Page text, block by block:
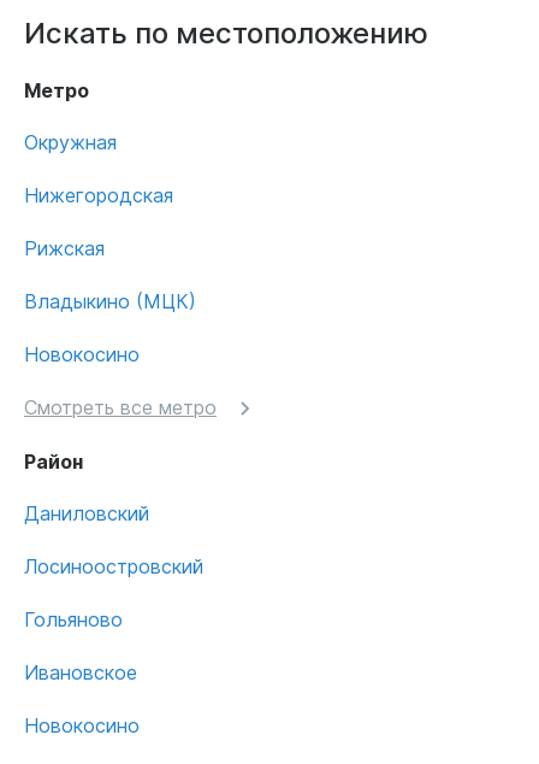
Искать по местоположению
Метро
Окружная
Нижегородская
Рижская
Владыкино (МЦК)
Новокосино
Смотреть все метро
Район
Даниловский
Лосиноостровский
Гольяново
Ивановское
Новокосино